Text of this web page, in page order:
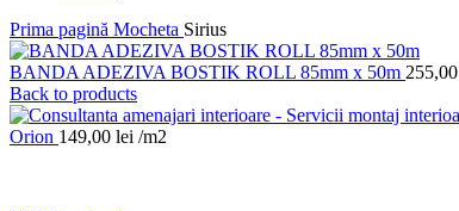
Prima pagină Mocheta Sirius
BANDA ADEZIVA BOSTIK ROLL 85mm x 50m 255,00
Back to products
Orion 149,00 lei /m2